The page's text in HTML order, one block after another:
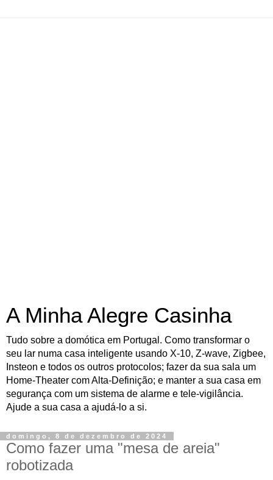
A Minha Alegre Casinha
Tudo sobre a domótica em Portugal. Como transformar o
seu lar numa casa inteligente usando X-10, Z-wave, Zigbee,
Insteon e todos os outros protocolos; fazer da sua sala um
Home-Theater com Alta-Definição; e manter a sua casa em
segurança com um sistema de alarme e tele-vigilância.
Ajude a sua casa a ajudá-lo a si.
domingo, 8 de dezembro de 2024
Como fazer uma "mesa de areia"
robotizada